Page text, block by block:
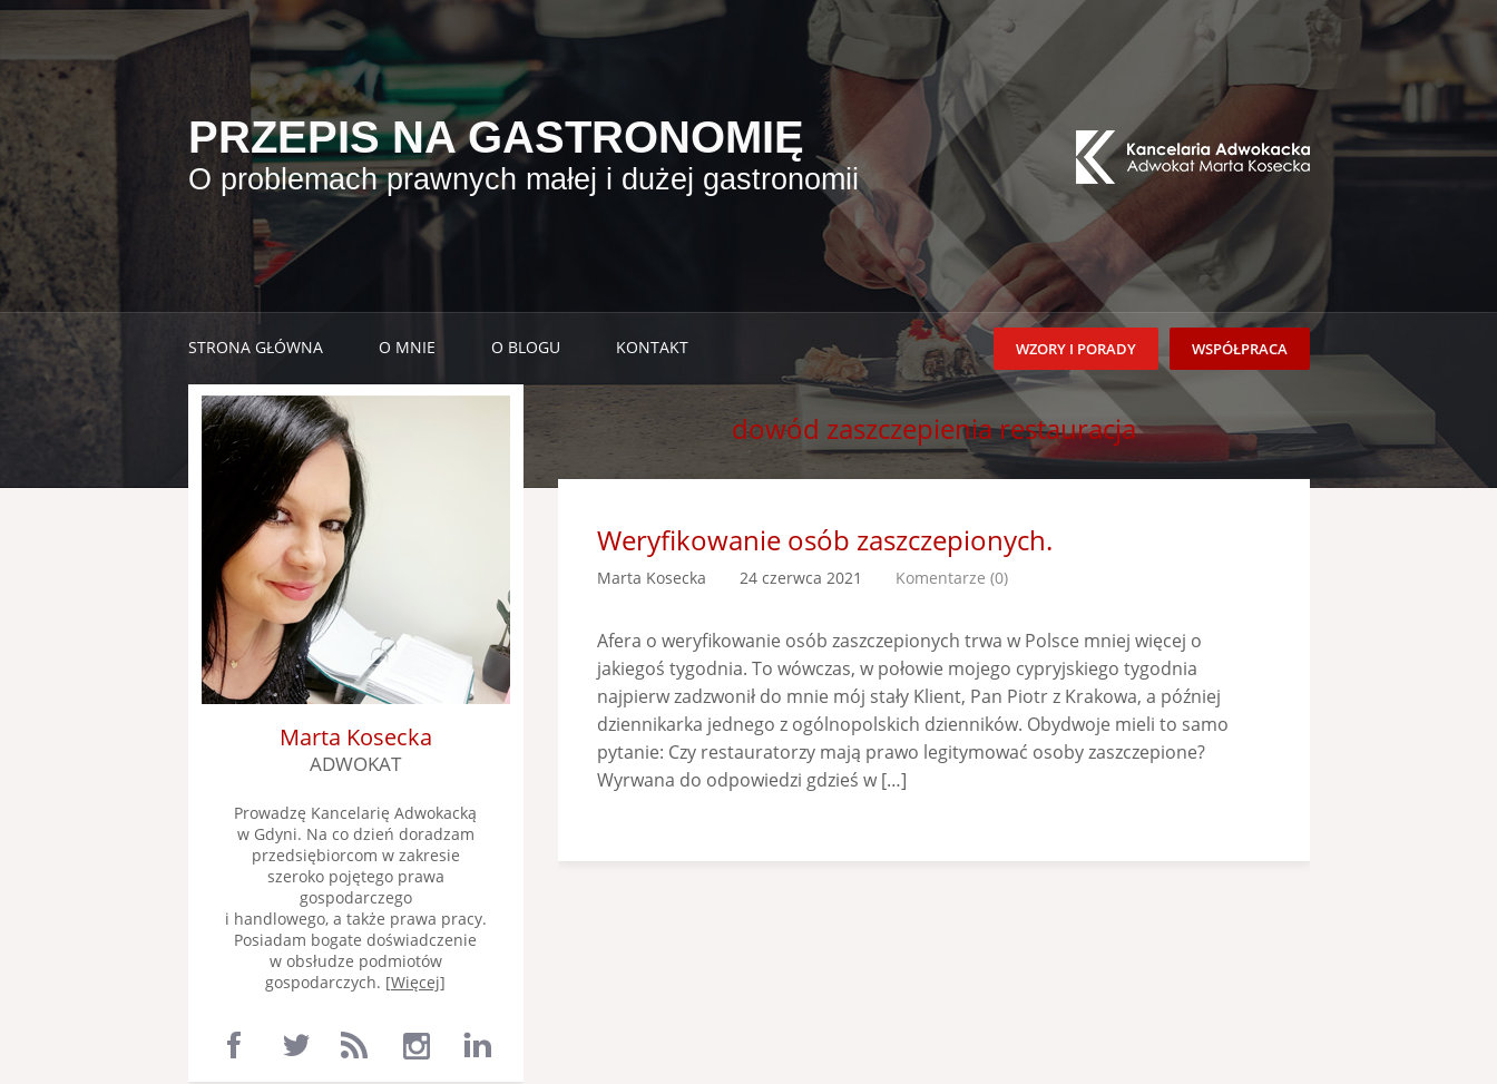
PRZEPIS NA GASTRONOMIĘ
O problemach prawnych małej i dużej gastronomii
STRONA GŁÓWNA O MNIE O BLOGU KONTAKT WSPÓŁPRACA
WZORY I PORADY
dowód zaszczepienia restauracja
Weryfikowanie osób zaszczepionych.
Marta Kosecka 24 czerwca 2021 Komentarze (0)
Afera o weryfikowanie osób zaszczepionych trwa w Polsce mniej więcej o
jakiegoś tygodnia. To wówczas, w połowie mojego cypryjskiego tygodnia
najpierw zadzwonił do mnie mój stały Klient, Pan Piotr z Krakowa, a później
dziennikarka jednego z ogólnopolskich dzienników. Obydwoje mieli to samo
pytanie: Czy restauratorzy mają prawo legitymować osoby zaszczepione?
Wyrwana do odpowiedzi gdzieś w […]
Marta Kosecka
ADWOKAT
Prowadzę Kancelarię Adwokacką
w Gdyni. Na co dzień doradzam
przedsiębiorcom w zakresie
szeroko pojętego prawa
gospodarczego
i handlowego, a także prawa pracy.
Posiadam bogate doświadczenie
w obsłudze podmiotów
gospodarczych. [Więcej]